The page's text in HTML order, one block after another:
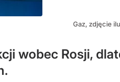
Gaz, zdjęcie
wobec Rosji,